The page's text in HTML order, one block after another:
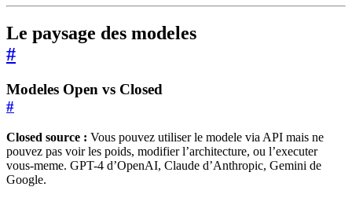
Le paysage des modeles
#
Modeles Open vs Closed
#
Closed source : Vous pouvez utiliser le modele via API mais ne
pouvez pas voir les poids, modifier l’architecture, ou l’executer
vous-meme. GPT-4 d’OpenAI, Claude d’Anthropic, Gemini de
Google.